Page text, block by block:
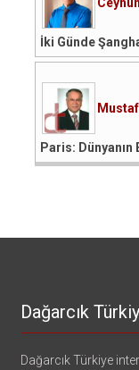
İki Günde
Paris: Dünyanın
Dağarcık
Dağarcık Türkiye